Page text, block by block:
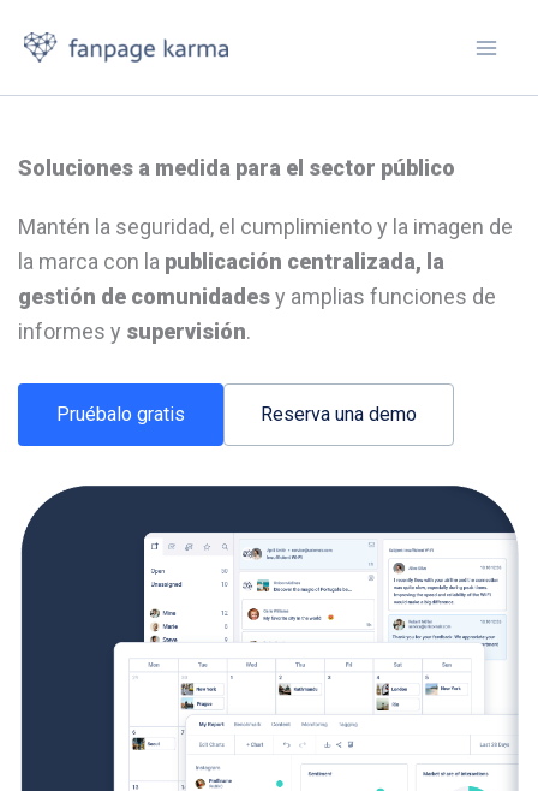
Soluciones a medida para el sector público
Mantén la seguridad, el cumplimiento y la imagen de
la marca con la publicación centralizada, la
gestión de comunidadesy amplias funciones de
informes y supervisión.
Pruébalo gratis Reserva una demo